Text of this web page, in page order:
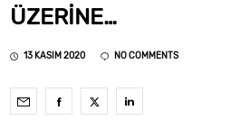
ÜZERINE…
13 KASIM 2020 NO COMMENTS